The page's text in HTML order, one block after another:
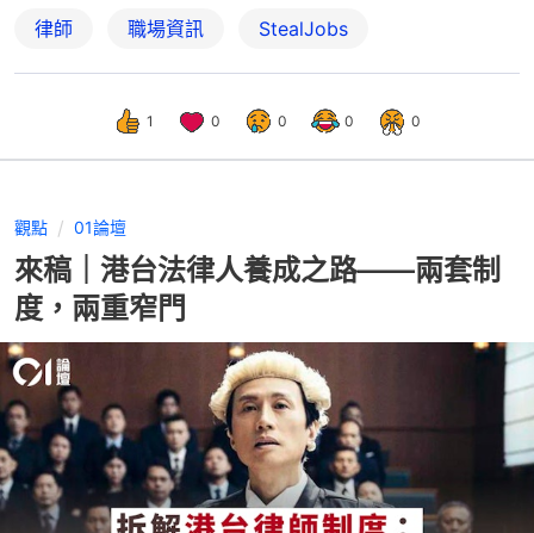
律師 職場資訊 StealJobs
1 0 0 0 0
觀點 01論壇
來稿｜港台法律人養成之路——兩套制
度，兩重窄門